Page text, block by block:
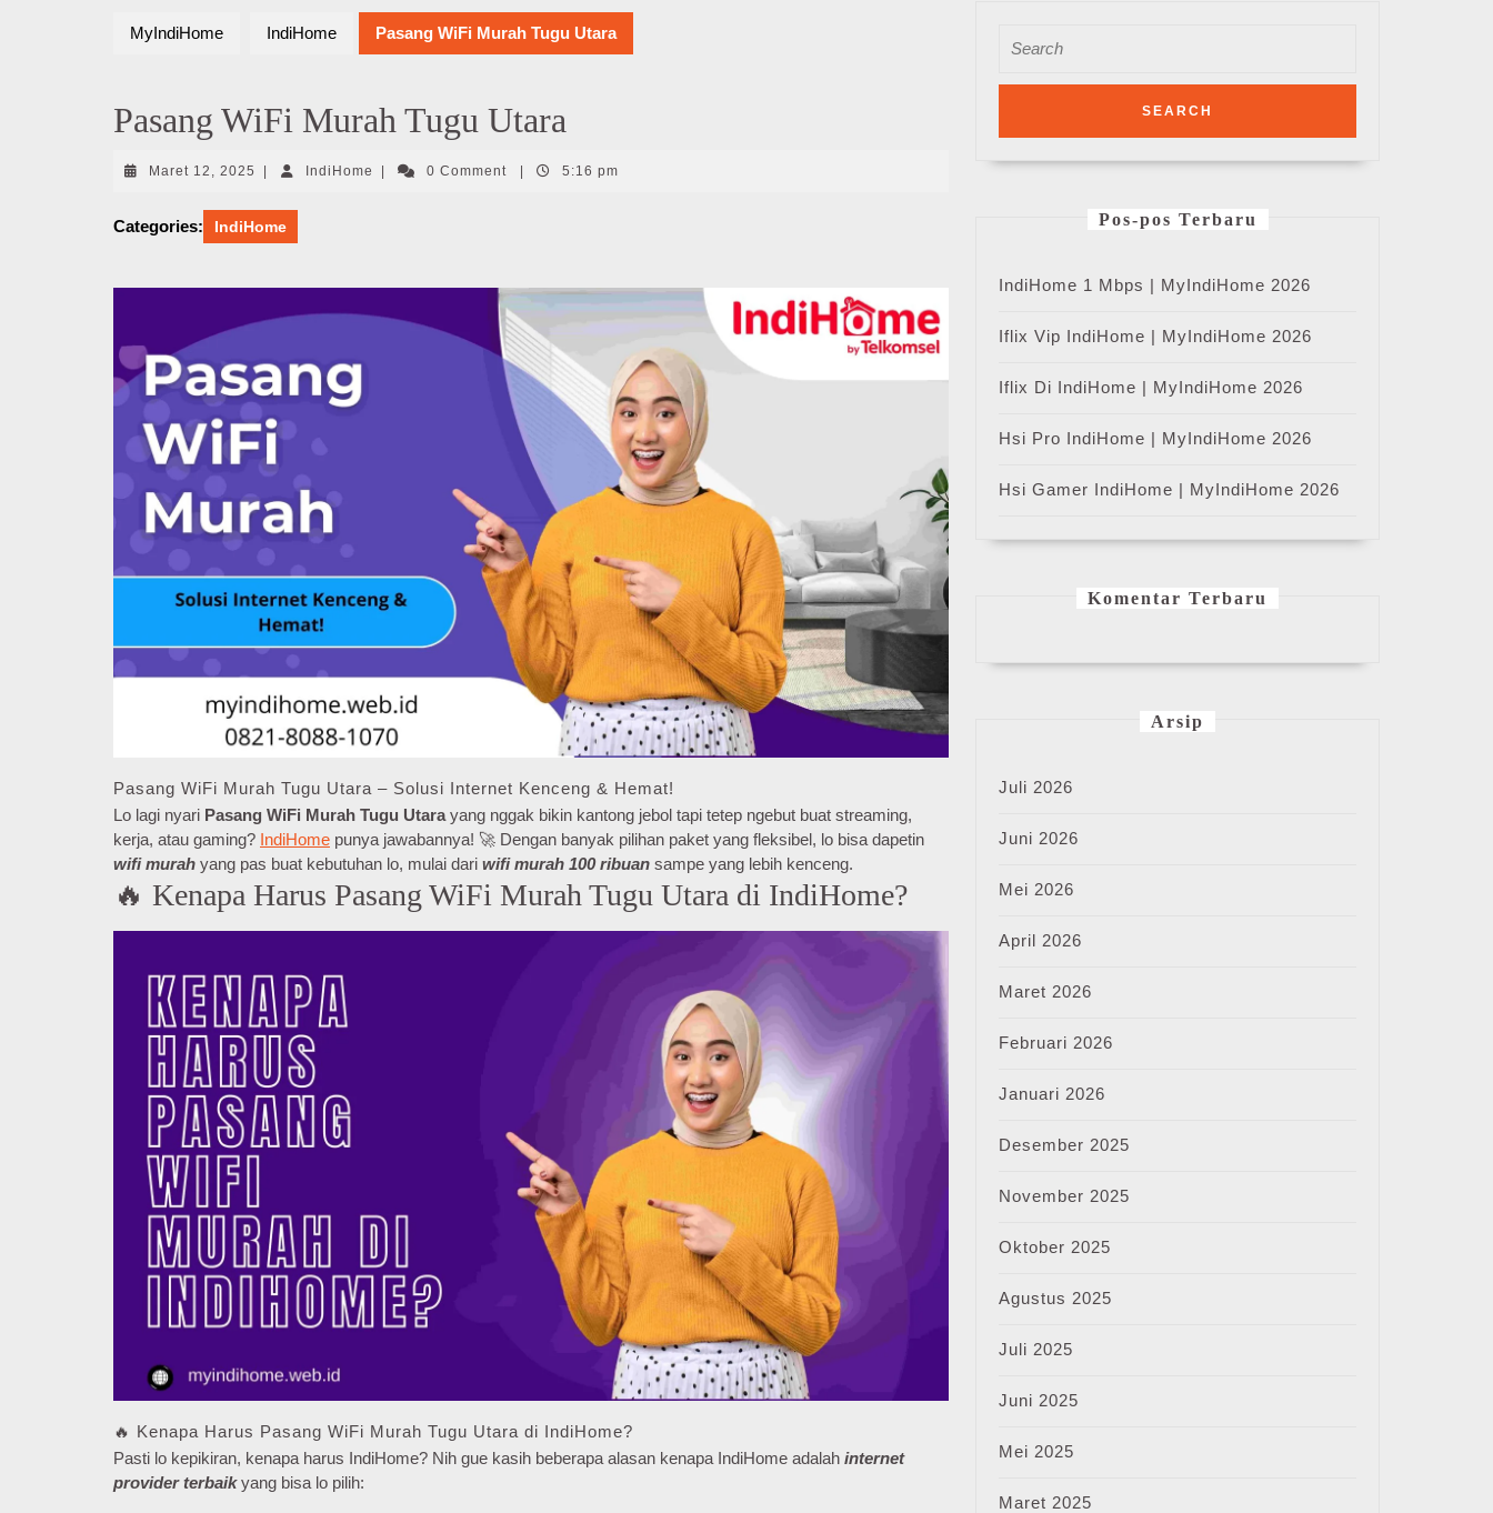
MyIndiHome IndiHome Pasang WiFi Murah Tugu Utara
Pasang WiFi Murah Tugu Utara
Maret 12, 2025 Maret
2025
IndiHome IndiHome0 Comment 5:16 pm
Categories: IndiHome
Pasang WiFi Murah Tugu Utara – Solusi Internet Kenceng & Hemat!
Lo lagi nyari Pasang WiFi Murah Tugu Utarayang nggak bikin kantong jebol tapi tetep ngebut buat streaming,
kerja, atau gaming? IndiHome punya jawabannya! 🚀 Dengan banyak pilihan paket yang fleksibel, lo bisa dapetin
wifi murah yang pas buat kebutuhan lo, mulai dari wifi murah 100 ribuan sampe yang lebih kenceng.
🔥 Kenapa Harus Pasang WiFi Murah Tugu Utara di IndiHome?
🔥 Kenapa Harus Pasang WiFi Murah Tugu Utara di IndiHome?
Pasti lo kepikiran, kenapa harus IndiHome? Nih gue kasih beberapa alasan kenapa IndiHome adalah internet
provider terbaikyang bisa lo pilih:
for:
Pos-pos Terbaru
IndiHome 1 Mbps | MyIndiHome 2026
Iflix Vip IndiHome | MyIndiHome 2026
Iflix Di IndiHome | MyIndiHome 2026
Hsi Pro IndiHome | MyIndiHome 2026
Hsi Gamer IndiHome | MyIndiHome 2026
Komentar Terbaru
Arsip
Juli 2026
Juni 2026
Mei 2026
April 2026
Maret 2026
Februari 2026
Januari 2026
Desember 2025
November 2025
Oktober 2025
Agustus 2025
Juli 2025
Juni 2025
Mei 2025
Maret 2025